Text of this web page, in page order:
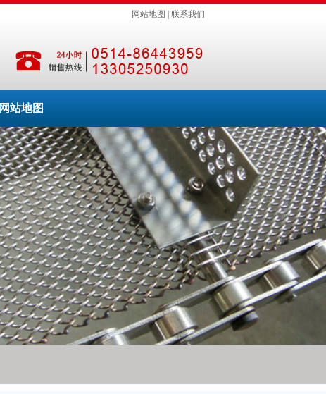
网站地图 联系我们
网站地图